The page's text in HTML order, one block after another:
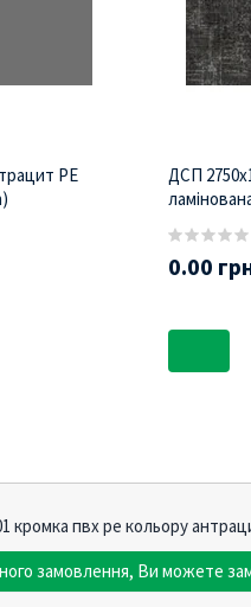
PE
ДСП
0.00
кромка пвх pe кольору
замовлення, Ви можете